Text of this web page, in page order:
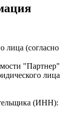
лица (согласно
"Партнер"
лица
(ИНН):